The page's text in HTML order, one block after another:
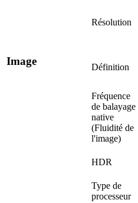
Image
Résolution
Définition
Fréquence
de balayage
native
(Fluidité de
l'image)
HDR
Type de
processeur